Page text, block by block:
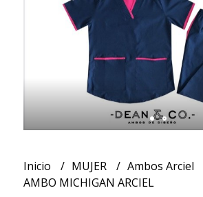
Inicio MUJER
Ambos Arciel
AMBO MICHIGAN ARCIEL